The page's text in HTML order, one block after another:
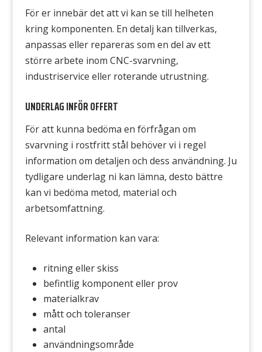
För er innebär det att vi kan se till helheten
kring komponenten. En detalj kan tillverkas,
anpassas eller repareras som en del av ett
större arbete inom CNC-svarvning,
industriservice eller roterande utrustning.
UNDERLAG INFÖR OFFERT
För att kunna bedöma en förfrågan om
svarvning i rostfritt stål behöver vi i regel
information om detaljen och dess användning. Ju
tydligare underlag ni kan lämna, desto bättre
kan vi bedöma metod, material och
arbetsomfattning.
Relevant information kan vara:
ritning eller skiss
befintlig komponent eller prov
materialkrav
mått och toleranser
antal
användningsområde